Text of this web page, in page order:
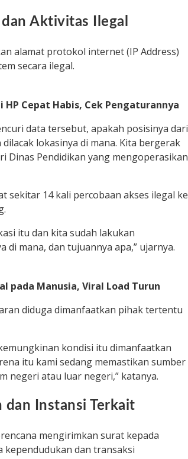
Aktivitas Ilegal
alamat protokol internet (IP Address)
secara ilegal.
Cepat Habis, Cek Pengaturannya
data tersebut, apakah posisinya dari
lokasinya di mana. Kita bergerak
Dinas Pendidikan yang mengoperasikan
sekitar 14 kali percobaan akses ilegal ke
itu dan kita sudah lakukan
di mana, dan tujuannya apa,” ujarnya.
pada Manusia, Viral Load Turun
diduga dimanfaatkan pihak tertentu
kondisi itu dimanfaatkan
itu kami sedang memastikan sumber
negeri atau luar negeri,” katanya.
dan Instansi Terkait
mengirimkan surat kepada
kependudukan dan transaksi